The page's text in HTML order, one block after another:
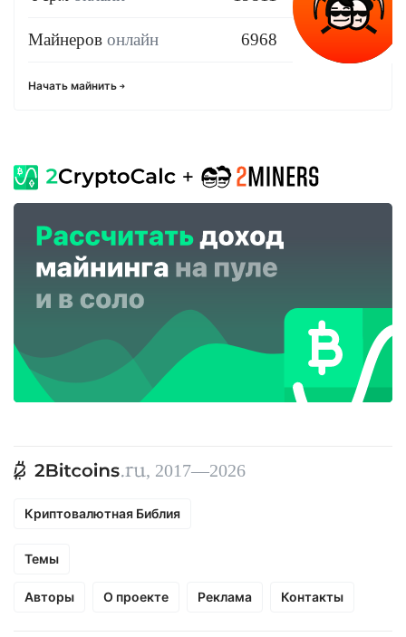
Майнеров онлайн 6968
Начать майнить
, 2017—2026
Криптовалютная Библия
Темы
Авторы О проекте Реклама Контакты